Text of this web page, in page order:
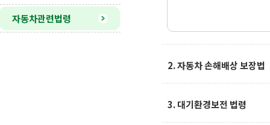
자동차관련법령
2. 자동차 손해배상 보장법
3. 대기환경보전 법령